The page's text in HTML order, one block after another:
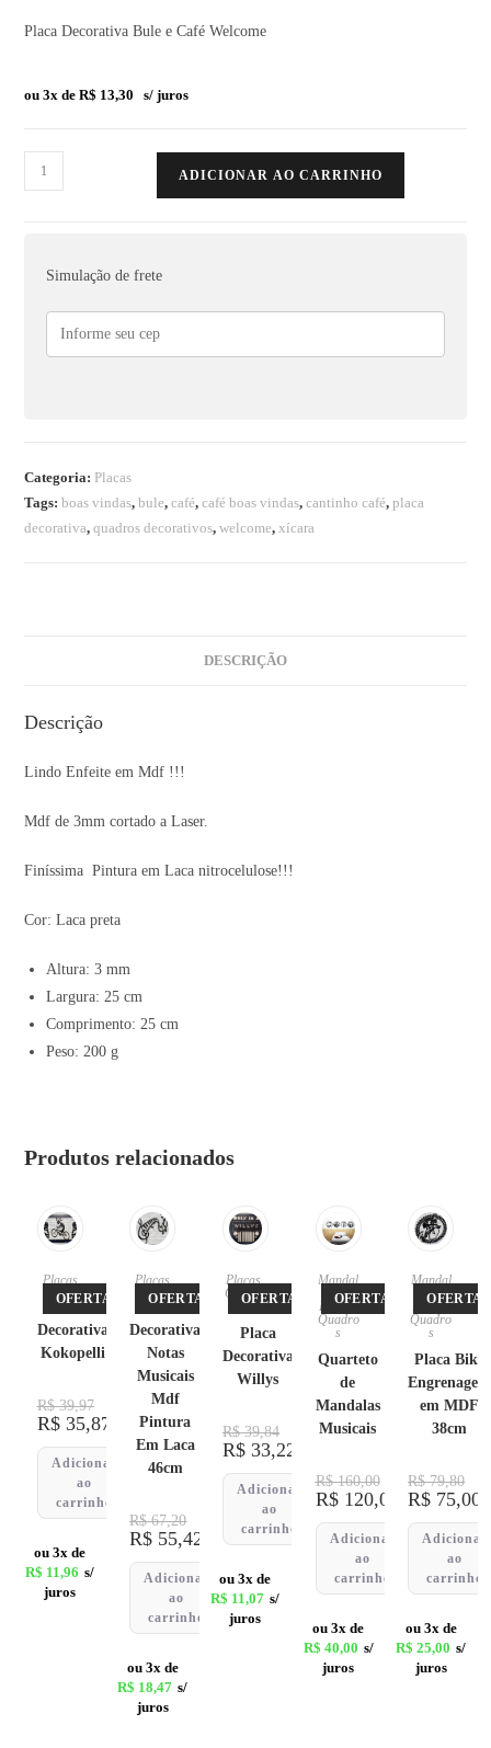
Placa Decorativa Bule e Café Welcome
ou 3x deR$ 13,30 s/ juros
ADICIONAR AO CARRINHO
Simulação de frete
Categoria: Placas
Tags:boas vindas,bule,café,café boas vindas,cantinho café,placa
decorativa,quadros decorativos,welcome, xícara
DESCRIÇÃO
Descrição
Lindo Enfeite em Mdf !!!
Mdf de 3mm cortado a Laser.
Finíssima Pintura em Laca nitrocelulose!!!
Cor: Laca preta
Altura: 3 mm
Largura: 25 cm
Comprimento: 25 cm
Peso: 200 g
Produtos relacionados
OFERTA!
Placas
Placa
Decorativa
Kokopelli
R$39,97
R$35,87
Adicionar
ao
carrinho
ou 3x de
R$ 11,96 s/
juros
OFERTA!
Placas
Placa
Decorativa
Notas
Musicais
Mdf
Pintura
Em Laca
46cm
R$67,20
R$ 55,42
Adicionar
ao
carrinho
ou 3x de
R$ 18,47 s/
juros
OFERTA!
Placas
Quadro
s
Placa
Decorativa
Willys
R$39,84
R$33,22
Adicionar
ao
carrinho
ou 3x de
R$ 11,07 s/
juros
OFERTA!
Mandal
as,
Placas,
Quadro
s
Quarteto
de
Mandalas
Musicais
R$160,00
R$120,00
Adicionar
ao
carrinho
ou 3x de
R$ 40,00 s/
juros
OFERTA!
Mandal
as,
Placas,
Quadro
s
Placa Bike
Engrenagem
em MDF
38cm
R$79,80
R$ 75,00
Adicionar
ao
carrinho
ou 3x de
R$ 25,00 s/
juros